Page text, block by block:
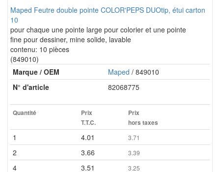
Maped Feutre double pointe COLOR'PEPS DUOtip, étui carton
10
pour chaque une pointe large pour colorier et une pointe
fine pour dessiner, mine solide, lavable
contenu: 10 pièces
(849010)
Marque / OEM
Maped / 849010
N° d'article
82068775
Quantité
Prix
T.T.C.
Prix
hors taxes
1 4.01 3.71
2 3.66 3.39
4 3.51 3.25